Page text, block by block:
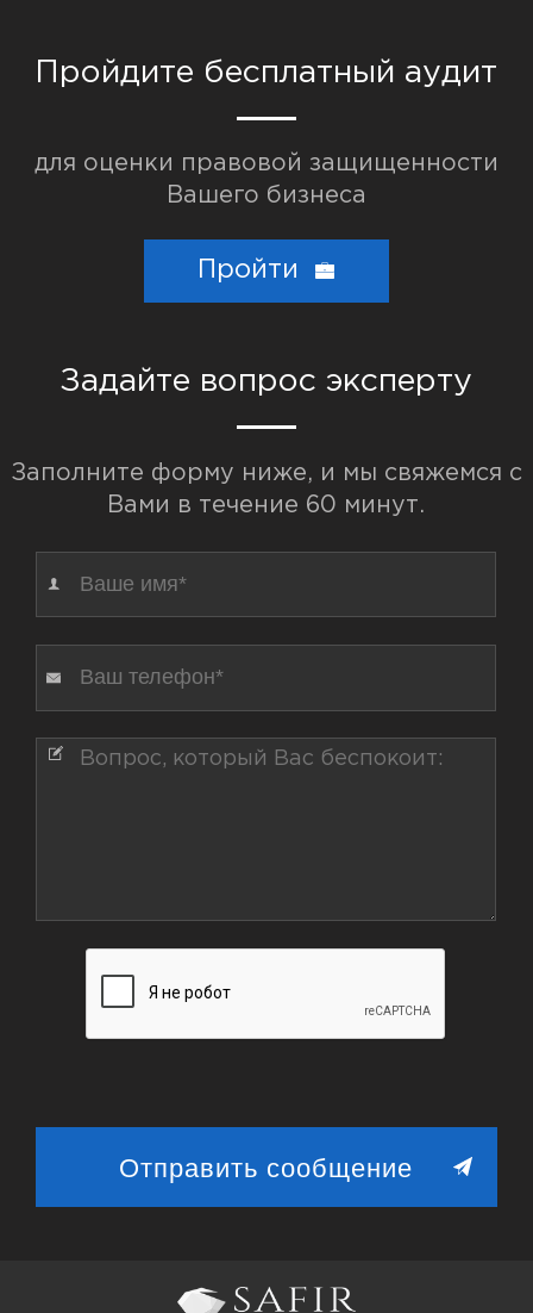
Пройдите бесплатный аудит
для оценки правовой защищенности
Вашего бизнеса
Пройти
Задайте вопрос эксперту
Заполните форму ниже, и мы свяжемся с
Вами в течение 60 минут.
Популярные запросы:
Взыскание долгов